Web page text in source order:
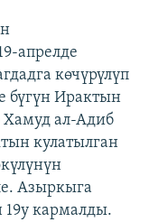
апрелде
көчүрүлүп
бүгүн Ирактын
Хамуд ал-Адиб
кулатылган
Азыркыга
кармалды.